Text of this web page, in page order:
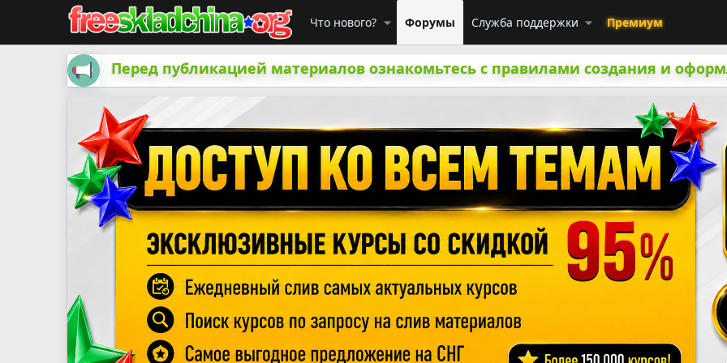
Что нового? Форумы Служба поддержки Премиум
Перед публикацией материалов ознакомьтесь с правилами создания и